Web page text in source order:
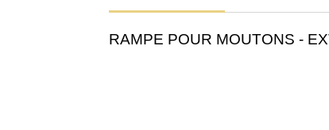
RAMPE POUR MOUTONS -